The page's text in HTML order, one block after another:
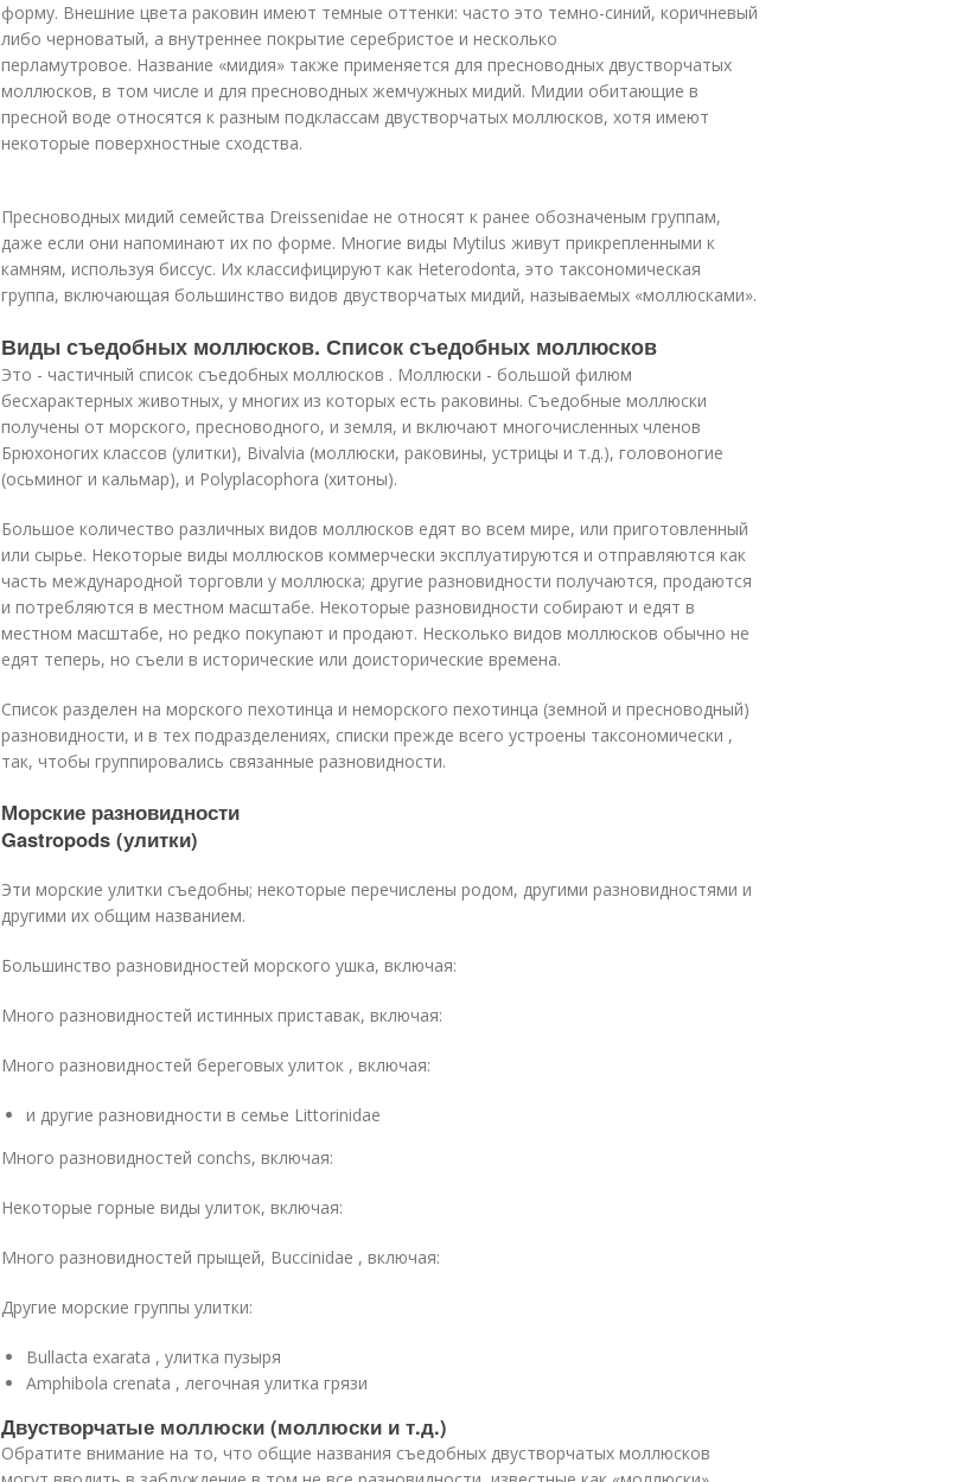
форму. Внешние цвета раковин имеют темные оттенки: часто это темно-синий, коричневый
либо черноватый, а внутреннее покрытие серебристое и несколько
перламутровое. Название «мидия» также применяется для пресноводных двустворчатых
моллюсков, в том числе и для пресноводных жемчужных мидий. Мидии обитающие в
пресной воде относятся к разным подклассам двустворчатых моллюсков, хотя имеют
некоторые поверхностные сходства.
Пресноводных мидий семейства Dreissenidae не относят к ранее обозначеным группам,
даже если они напоминают их по форме. Многие виды Mytilus живут прикрепленными к
камням, используя биссус. Их классифицируют как Heterodonta, это таксономическая
группа, включающая большинство видов двустворчатых мидий, называемых «моллюсками».
Виды съедобных моллюсков. Список съедобных моллюсков
Это - частичный список съедобных моллюсков . Моллюски - большой филюм
бесхарактерных животных, у многих из которых есть раковины. Съедобные моллюски
получены от морского, пресноводного, и земля, и включают многочисленных членов
Брюхоногих классов (улитки), Bivalvia (моллюски, раковины, устрицы и т.д.), головоногие
(осьминог и кальмар), и Polyplacophora (хитоны).
Большое количество различных видов моллюсков едят во всем мире, или приготовленный
или сырье. Некоторые виды моллюсков коммерчески эксплуатируются и отправляются как
часть международной торговли у моллюска; другие разновидности получаются, продаются
и потребляются в местном масштабе. Некоторые разновидности собирают и едят в
местном масштабе, но редко покупают и продают. Несколько видов моллюсков обычно не
едят теперь, но съели в исторические или доисторические времена.
Список разделен на морского пехотинца и неморского пехотинца (земной и пресноводный)
разновидности, и в тех подразделениях, списки прежде всего устроены таксономически ,
так, чтобы группировались связанные разновидности.
Морские разновидности
Gastropods (улитки)
Эти морские улитки съедобны; некоторые перечислены родом, другими разновидностями и
другими их общим названием.
Большинство разновидностей морского ушка, включая:
Много разновидностей истинных приставак, включая:
Много разновидностей береговых улиток , включая:
и другие разновидности в семье Littorinidae
Много разновидностей conchs, включая:
Некоторые горные виды улиток, включая:
Много разновидностей прыщей, Buccinidae , включая:
Другие морские группы улитки:
Bullacta exarata , улитка пузыря
Amphibola crenata , легочная улитка грязи
Двустворчатые моллюски (моллюски и т.д.)
Обратите внимание на то, что общие названия съедобных двустворчатых моллюсков